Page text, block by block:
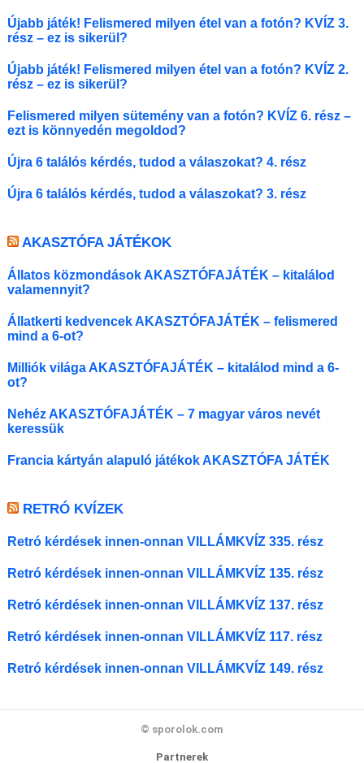
Újabb játék! Felismered milyen étel van a fotón? KVÍZ 3.
rész – ez is sikerül?
Újabb játék! Felismered milyen étel van a fotón? KVÍZ 2.
rész – ez is sikerül?
Felismered milyen sütemény van a fotón? KVÍZ 6. rész –
ezt is könnyedén megoldod?
Újra 6 találós kérdés, tudod a válaszokat? 4. rész
Újra 6 találós kérdés, tudod a válaszokat? 3. rész
AKASZTÓFA JÁTÉKOK
Állatos közmondások AKASZTÓFAJÁTÉK – kitalálod
valamennyit?
Állatkerti kedvencek AKASZTÓFAJÁTÉK – felismered
mind a 6-ot?
Milliók világa AKASZTÓFAJÁTÉK – kitalálod mind a 6-
ot?
Nehéz AKASZTÓFAJÁTÉK – 7 magyar város nevét
keressük
Francia kártyán alapuló játékok AKASZTÓFA JÁTÉK
RETRÓ KVÍZEK
Retró kérdések innen-onnan VILLÁMKVÍZ 335. rész
Retró kérdések innen-onnan VILLÁMKVÍZ 135. rész
Retró kérdések innen-onnan VILLÁMKVÍZ 137. rész
Retró kérdések innen-onnan VILLÁMKVÍZ 117. rész
Retró kérdések innen-onnan VILLÁMKVÍZ 149. rész
© sporolok.com
Partnerek